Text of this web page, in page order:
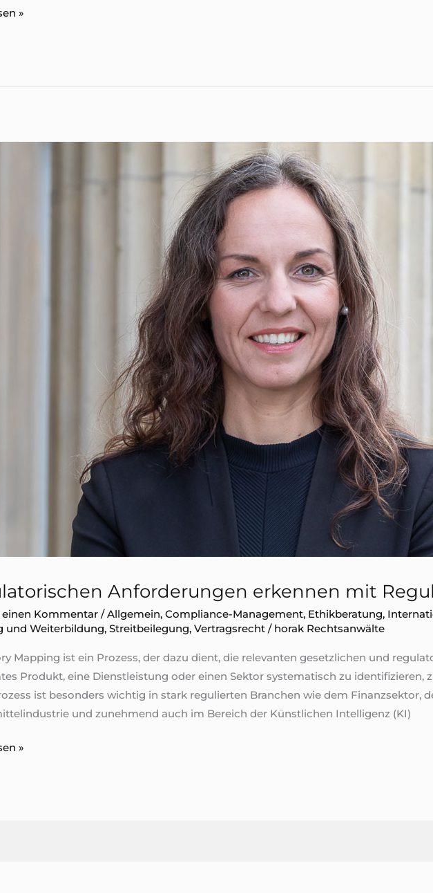
»
Anforderungen erkennen mit
einen Kommentar /Allgemein,Compliance-Management, Ethikberatung,
und Weiterbildung,Streitbeilegung,Vertragsrecht / horak Rechtsanwälte
Mapping ist ein Prozess, der dazu dient, die relevanten gesetzlichen und
Produkt, eine Dienstleistung oder einen Sektor systematisch zu identifizieren,
ist besonders wichtig in stark regulierten Branchen wie dem Finanzsektor,
und zunehmend auch im Bereich der Künstlichen Intelligenz (KI)
»